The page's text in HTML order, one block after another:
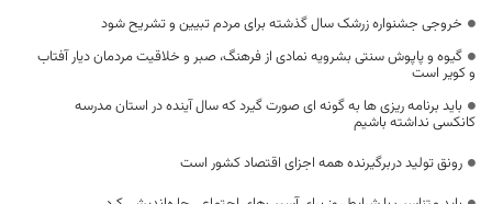
خروجی جشنواره زرشک سال گذشته برای مردم تبیین و تشریح شود
گیوه و پاپوش سنتی بشرویه نمادی از فرهنگ، صبر و خلاقیت مردمان دیار آفتاب
و کویر است
باید برنامه ریزی ها به گونه ای صورت گیرد که سال آینده در استان مدرسه
کانکسی نداشته باشیم
رونق تولید دربرگیرنده همه اجزای اقتصاد کشور است